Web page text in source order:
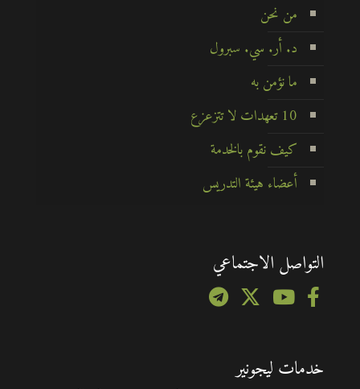
من نحن
د. أر. سي. سبرول
ما نؤمن به
10 تعهدات لا تتزعزع
كيف نقوم بالخدمة
أعضاء هيئة التدريس
التواصل الاجتماعي
خدمات ليجونير